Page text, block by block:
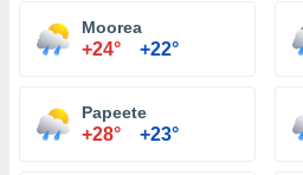
Moorea
+24° +22°
Papeete
+28° +23°